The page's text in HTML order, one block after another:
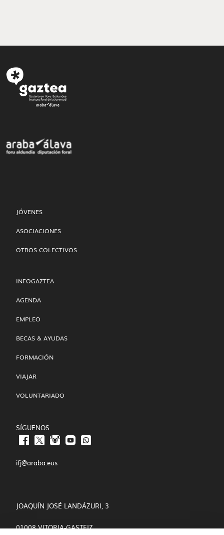
JÓVENES
ASOCIACIONES
OTROS COLECTIVOS
INFOGAZTEA
AGENDA
EMPLEO
BECAS & AYUDAS
FORMACIÓN
VIAJAR
VOLUNTARIADO
SÍGUENOS
ifj@araba.eus
JOAQUÍN JOSÉ LANDÁZURI, 3
01008 VITORIA-GASTEIZ